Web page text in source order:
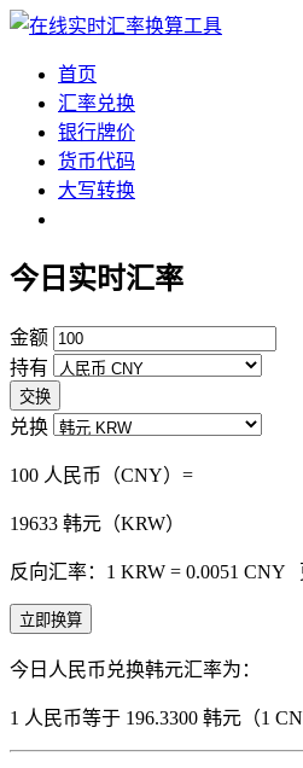
首页
汇率兑换
银行牌价
货币代码
大写转换
今日实时汇率
金额
持有
交换
兑换
100 人民币（CNY）=
19633 韩元（KRW）
反向汇率：1 KRW = 0.0051 CNY
立即换算
今日人民币兑换韩元汇率为：
1 人民币等于 196.3300 韩元（1